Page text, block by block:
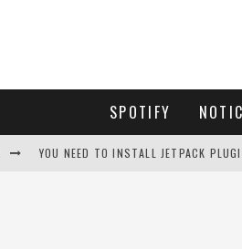
SPOTIFY
YOU NEED TO INSTALL JETPACK